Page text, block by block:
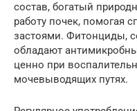
состав, богатый
работу почек, помогая
застоями. Фитонциды,
обладают
ценно при
мочевыводящих путях.